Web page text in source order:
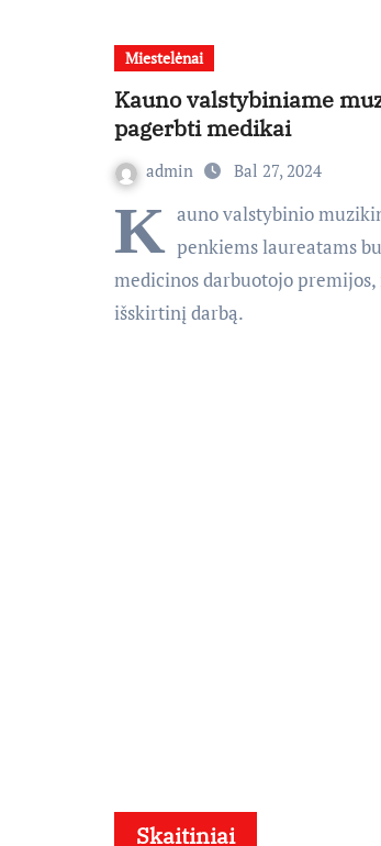
Miestelėnai
Kauno valstybiniame
pagerbti medikai
admin Bal 27, 2024
K auno valstybinio
penkiems laureatams
medicinos darbuotojo
išskirtinį darbą.
Skaitiniai